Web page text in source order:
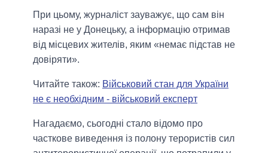
При цьому, журналіст зауважує, що сам він
наразі не у Донецьку, а інформацію отримав
від місцевих жителів, яким «немає підстав не
довіряти».
Читайте також: Військовий стан для України
не є необхідним - військовий експерт
Нагадаємо, сьогодні стало відомо про
часткове виведення із полону терористів сил